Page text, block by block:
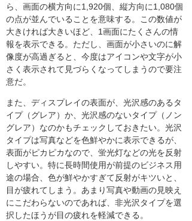
ら、画面の横方向に1,920個、縦方向に1,080個
の点が並んでいることを意味する。この数値が
大きければ大きいほど、1画面にたくさんの情
報を表示できる。ただし、画面が小さいのに解
像度が高過ぎると、今度はアイコンや文字が小
さく表示されて見づらくなってしまうので要注
意だ。
また、ディスプレイの表面が、光沢感のあるタ
イプ（グレア）か、光沢感のないタイプ（ノン
グレア）なのかもチェックしておきたい。光沢
タイプは写真などを色鮮やかに表示できるが、
表面がピカピカなので、蛍光灯などの光を反射
しやすい。特に長時間使用が前提のビジネス用
途の場合、色が鮮やかすぎて反射がキツいと、
目が疲れてしまう。あまり写真や動画の見映え
にこだわらないのであれば、非光沢タイプを選
択したほうが目の疲れを軽減できる。